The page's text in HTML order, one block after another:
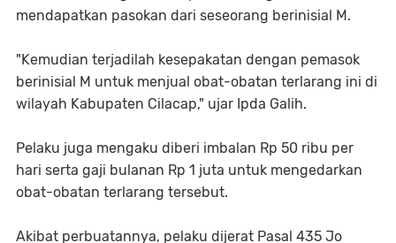
mendapatkan pasokan dari seseorang berinisial M.
"Kemudian terjadilah kesepakatan dengan pemasok
berinisial M untuk menjual obat-obatan terlarang ini di
wilayah Kabupaten Cilacap," ujar Ipda Galih.
Pelaku juga mengaku diberi imbalan Rp 50 ribu per
hari serta gaji bulanan Rp 1 juta untuk mengedarkan
obat-obatan terlarang tersebut.
Akibat perbuatannya, pelaku dijerat Pasal 435 Jo